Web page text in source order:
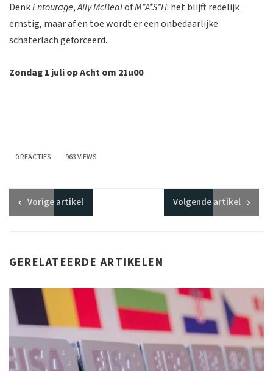
DenkEntourage,Ally McBealofM*A*S*H: het blijft redelijk
ernstig, maar af en toe wordt er een onbedaarlijke
schaterlach geforceerd.
Zondag 1 juli op Acht om 21u00
0 REACTIES 963 VIEWS
Vorigeartikel Volgendeartikel
GERELATEERDE ARTIKELEN